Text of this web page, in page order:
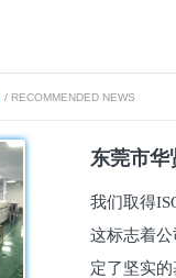
/ RECOMMENDED NEWS
东莞市华
我们取得
这标志着
定了坚实